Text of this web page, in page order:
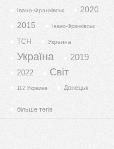
Івано-Франківськ
2020
2015
Івано-Франківськ
ТСН Украина
Україна 2019
2022 Світ
112 Украина Донецьк
більше тегів